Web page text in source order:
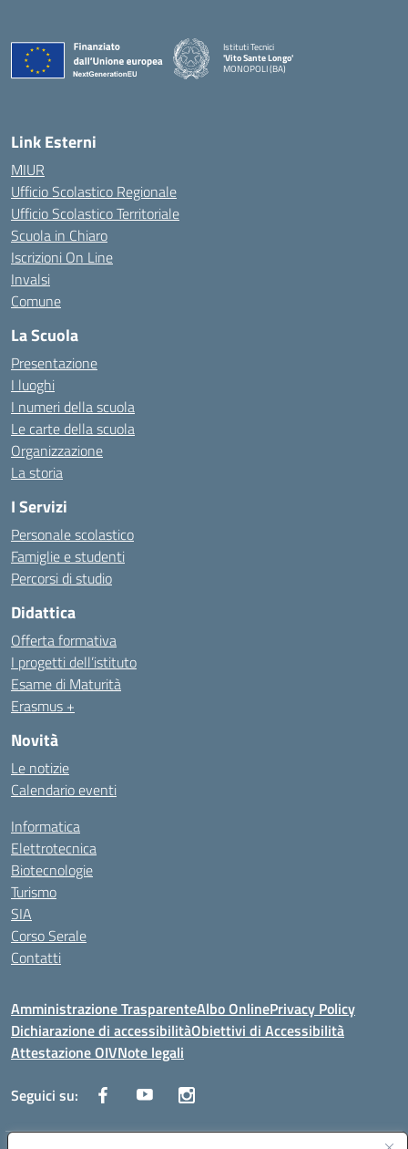
Istituti Tecnici
'Vito Sante Longo'
MONOPOLI (BA)
Link Esterni
MIUR
Ufficio Scolastico Regionale
Ufficio Scolastico Territoriale
Scuola in Chiaro
Iscrizioni On Line
Invalsi
Comune
La Scuola
Presentazione
I luoghi
I numeri della scuola
Le carte della scuola
Organizzazione
La storia
I Servizi
Personale scolastico
Famiglie e studenti
Percorsi di studio
Didattica
Offerta formativa
I progetti dell’istituto
Esame di Maturità
Erasmus +
Novità
Le notizie
Calendario eventi
Informatica
Elettrotecnica
Biotecnologie
Turismo
SIA
Corso Serale
Contatti
Amministrazione TrasparenteAlbo OnlinePrivacy Policy
Dichiarazione di accessibilitàObiettivi di Accessibilità
Attestazione OIVNote legali
Seguici su: